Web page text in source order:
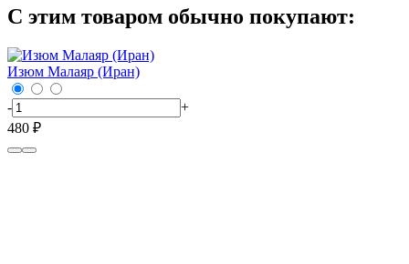
С этим товаром обычно покупают:
Изюм Малаяр (Иран)
-
+
480 ₽